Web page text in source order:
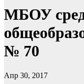
МБОУ
№ 70
Апр 30, 2017